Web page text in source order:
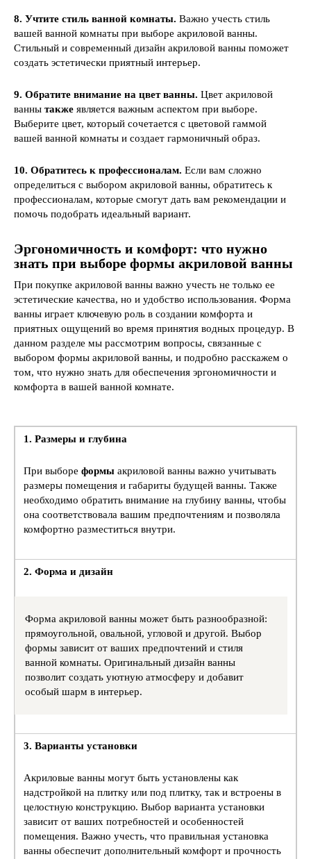
8. Учтите стиль ванной комнаты. Важно учесть стиль
вашей ванной комнаты при выборе акриловой ванны.
Стильный и современный дизайн акриловой ванны поможет
создать эстетически приятный интерьер.
9. Обратите внимание на цвет ванны. Цвет акриловой
ванны также является важным аспектом при выборе.
Выберите цвет, который сочетается с цветовой гаммой
вашей ванной комнаты и создает гармоничный образ.
10. Обратитесь к профессионалам. Если вам сложно
определиться с выбором акриловой ванны, обратитесь к
профессионалам, которые смогут дать вам рекомендации и
помочь подобрать идеальный вариант.
Эргономичность и комфорт: что нужно
знать при выборе формы акриловой ванны
При покупке акриловой ванны важно учесть не только ее
эстетические качества, но и удобство использования. Форма
ванны играет ключевую роль в создании комфорта и
приятных ощущений во время принятия водных процедур. В
данном разделе мы рассмотрим вопросы, связанные с
выбором формы акриловой ванны, и подробно расскажем о
том, что нужно знать для обеспечения эргономичности и
комфорта в вашей ванной комнате.
1. Размеры и глубина
При выборе формы акриловой ванны важно учитывать
размеры помещения и габариты будущей ванны. Также
необходимо обратить внимание на глубину ванны, чтобы
она соответствовала вашим предпочтениям и позволяла
комфортно разместиться внутри.
2. Форма и дизайн
Форма акриловой ванны может быть разнообразной:
прямоугольной, овальной, угловой и другой. Выбор
формы зависит от ваших предпочтений и стиля
ванной комнаты. Оригинальный дизайн ванны
позволит создать уютную атмосферу и добавит
особый шарм в интерьер.
3. Варианты установки
Акриловые ванны могут быть установлены как
надстройкой на плитку или под плитку, так и встроены в
целостную конструкцию. Выбор варианта установки
зависит от ваших потребностей и особенностей
помещения. Важно учесть, что правильная установка
ванны обеспечит дополнительный комфорт и прочность